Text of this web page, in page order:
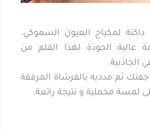
لمكياج العيون السموكي.
عالية الجودة لهذا القلم من
الجاذبية.
ثم مدديه بالفرشاة المرفقة
لمسة مخملية و نتيجة رائعة.